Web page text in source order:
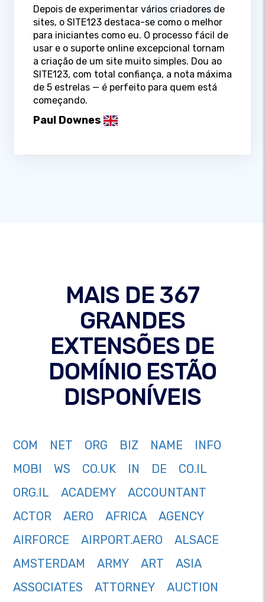
Depois de experimentar vários criadores de
sites, o SITE123 destaca-se como o melhor
para iniciantes como eu. O processo fácil de
usar e o suporte online excepcional tornam
a criação de um site muito simples. Dou ao
SITE123, com total confiança, a nota máxima
de 5 estrelas — é perfeito para quem está
começando.
Paul Downes
MAIS DE 367
GRANDES
EXTENSÕES DE
DOMÍNIO ESTÃO
DISPONÍVEIS
COM NET ORG BIZ NAME
INFO
MOBI
WS CO.UK IN DE
CO.IL
ORG.IL
ACADEMY
ACCOUNTANT
ACTOR
AERO AFRICA
AGENCY
AIRFORCE
AIRPORT.AERO
ALSACE
AMSTERDAM
ARMY ART
ASIA
ASSOCIATES
ATTORNEY
AUCTION